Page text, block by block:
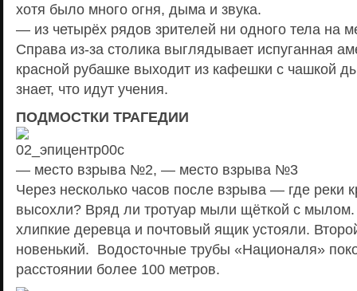
хотя было много огня, дыма и звука.
— из четырёх рядов зрителей ни одного тела на
Справа из-за столика выглядывает испуганная
красной рубашке выходит из кафешки с чашкой
знает, что идут учения.
ПОДМОСТКИ ТРАГЕДИИ
— место взрыва №2, — место взрыва №3
Через несколько часов после взрыва — где реки
высохли? Вряд ли тротуар мыли щёткой с
хлипкие деревца и почтовый ящик устояли.
новенький. Водосточные трубы «Националя»
расстоянии более 100 метров.